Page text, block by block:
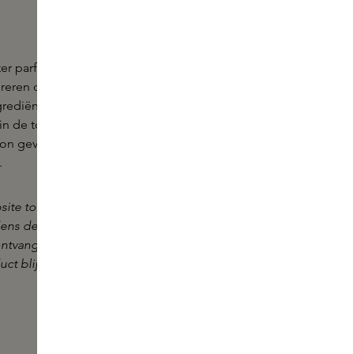
parfumeur van het Franse Parfumhuis Creed,
door de Arabische nachten. "Oud" een
wordt gecombineerd met citrus, roze
de top. De hartnoten: angelica, galbanum en
geven de geur diepte. En een warme basis van
tonen we de nieuwste verpakking van Creed-
deze overgangsperiode kan het voorkomen
in de huidige verpakking. De kwaliteit en
blijven onveranderd.